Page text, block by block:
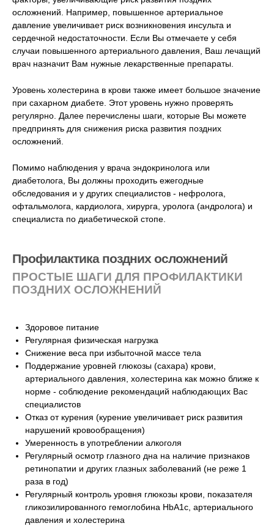
осложнений. Например, повышенное артериальное
давление увеличивает риск возникновения инсульта и
сердечной недостаточности. Если Вы отмечаете у себя
случаи повышенного артериального давления, Ваш лечащий
врач назначит Вам нужные лекарственные препараты.
Уровень холестерина в крови также имеет большое значение
при сахарном диабете. Этот уровень нужно проверять
регулярно. Далее перечислены шаги, которые Вы можете
предпринять для снижения риска развития поздних
осложнений.
Помимо наблюдения у врача эндокринолога или
диабетолога, Вы должны проходить ежегодные
обследования и у других специалистов - нефролога,
офтальмолога, кардиолога, хирурга, уролога (андролога) и
специалиста по диабетической стопе.
Профилактика поздних осложнений
ПРОСТЫЕ ШАГИ ДЛЯ ПРОФИЛАКТИКИ
ПОЗДНИХ ОСЛОЖНЕНИЙ
Здоровое питание
Регулярная физическая нагрузка
Снижение веса при избыточной массе тела
Поддержание уровней глюкозы (сахара) крови,
артериального давления, холестерина как можно ближе к
норме - соблюдение рекомендаций наблюдающих Вас
специалистов
Отказ от курения (курение увеличивает риск развития
нарушений кровообращения)
Умеренность в употреблении алкоголя
Регулярный осмотр глазного дна на наличие признаков
ретинопатии и других глазных заболеваний (не реже 1
раза в год)
Регулярный контроль уровня глюкозы крови, показателя
гликозилированного гемоглобина HbA1c, артериального
давления и холестерина